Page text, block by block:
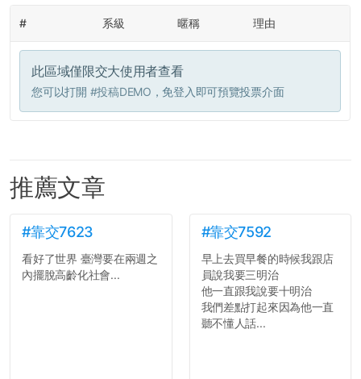
# 系級 暱稱 理由
此區域僅限交大使用者查看
您可以打開 #投稿DEMO ，免登入即可預覽投票介面
推薦文章
#靠交7623
看好了世界 臺灣要在兩週之
內擺脫高齡化社會...
#靠交7592
早上去買早餐的時候我跟店
員說我要三明治
他一直跟我說要十明治
我們差點打起來因為他一直
聽不懂人話...